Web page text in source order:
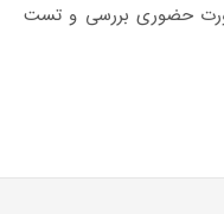
حضوری بررسی و تست